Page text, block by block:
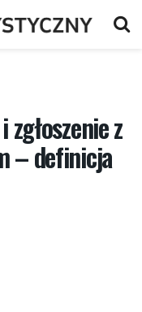
z
– definicja